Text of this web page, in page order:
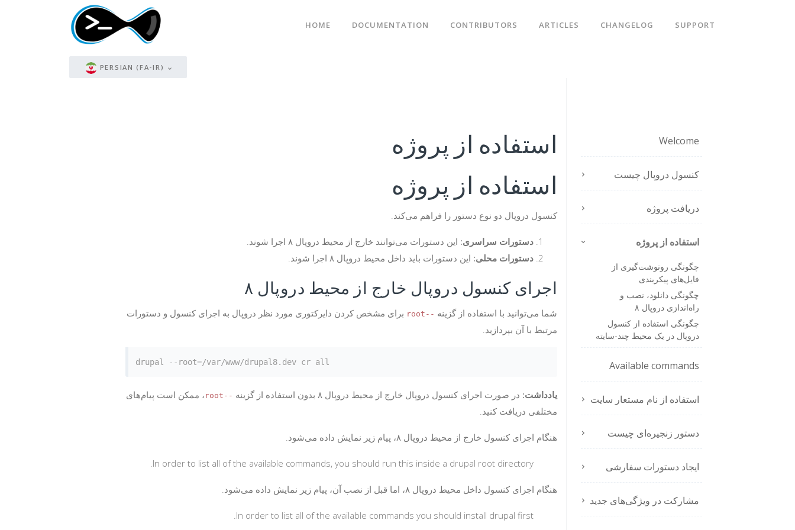
HOME DOCUMENTATION CONTRIBUTORS ARTICLES CHANGELOG SUPPORT
PERSIAN (FA-IR)
Welcome
کنسول دروپال چیست
دریافت پروژه
استفاده از پروژه
چگونگی رونوشت‌گیری از
فایل‌های پیکربندی
چگونگی دانلود، نصب و
راه‌اندازی دروپال ۸
چگونگی استفاده از کنسول
دروپال در یک محیط چند-سایته
Available commands
استفاده از نام مستعار سایت
دستور زنجیره‌ای چیست
ایجاد دستورات سفارشی
مشارکت در ویژگی‌های جدید
استفاده از پروژه
استفاده از پروژه
کنسول دروپال دو نوع دستور را فراهم می‌کند.
دستورات سراسری: این دستورات می‌توانند خارج از محیط دروپال ۸ اجرا شوند.
دستورات محلی: این دستورات باید داخل محیط دروپال ۸ اجرا شوند.
اجرای کنسول دروپال خارج از محیط دروپال ۸
شما می‌توانید با استفاده از گزینه --root
برای مشخص کردن دایرکتوری مورد نظر دروپال به اجرای کنسول و دستورات
مرتبط با آن بپردازید.
یادداشت: در صورت اجرای کنسول دروپال خارج از محیط دروپال ۸ بدون استفاده از گزینه --root
، ممکن است پیام‌های
مختلفی دریافت کنید.
هنگام اجرای کنسول خارج از محیط دروپال ۸، پیام زیر نمایش داده می‌شود.
In order to list all of the available commands, you should run this inside a drupal root directory.
هنگام اجرای کنسول داخل محیط دروپال ۸، اما قبل از نصب آن، پیام زیر نمایش داده می‌شود.
In order to list all of the available commands you should install drupal first.